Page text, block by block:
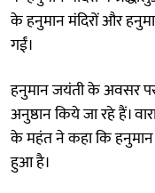
के हनुमान मंदिरों और
गईं।
हनुमान जयंती के अवसर
अनुष्ठान किये जा रहे हैं।
के महंत ने कहा कि
हुआ है।